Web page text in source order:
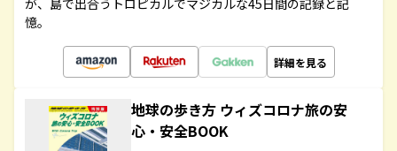
が、島で出合うトロピカルでマジカルな45日間の記録と記
憶。
詳細を見る
地球の歩き方 ウィズコロナ旅の安
心・安全BOOK